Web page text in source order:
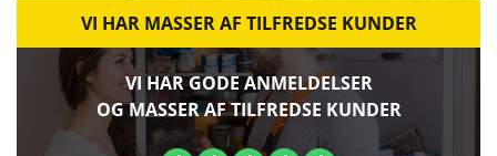
VI HAR MASSER AF TILFREDSE KUNDER
VI HAR GODE ANMELDELSER
OG MASSER AF TILFREDSE KUNDER